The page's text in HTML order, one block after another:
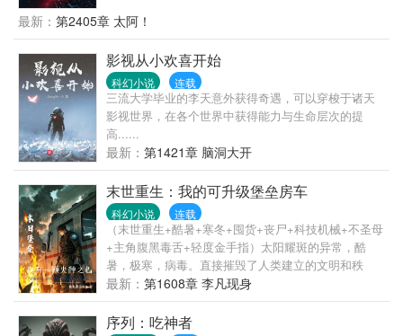
王炜去参观博物馆，不曾想遇到了史无前例的大暴
雨，被困在博物馆。暴雨过后，世界变了。被污染的
人类，可怕的怪物，神秘的种族接踵而至，一次又一
次打破他的认知。为了活下去，没有食物怎么办？饥
渴难耐的他把目光看向了老鼠……王炜嘴里嚼着老鼠
肉，惊奇的发现，原来吃老鼠能变强？他目光幽幽，
泛着绿光，看向其他的老鼠……文明的种子，终将化
为点点星火，连绵不断，席卷星空。
最新： 第2405章 太阿！
影视从小欢喜开始
科幻小说 连载
三流大学毕业的李天意外获得奇遇，可以穿梭于诸天
影视世界，在各个世界中获得能力与生命层次的提
高......
最新： 第1421章 脑洞大开
末世重生：我的可升级堡垒房车
科幻小说 连载
（末世重生+酷暑+寒冬+囤货+丧尸+科技机械+不圣母
+主角腹黑毒舌+轻度金手指）太阳耀斑的异常，酷
暑，极寒，病毒。直接摧毁了人类建立的文明和秩
序。一颗高等文明的科技球，带着李凡的记忆重回到
了大学时期的李凡身上。重生一世，李凡是否能真正
的活出自我，拭目以待。
最新： 第1608章 李凡现身
序列：吃神者